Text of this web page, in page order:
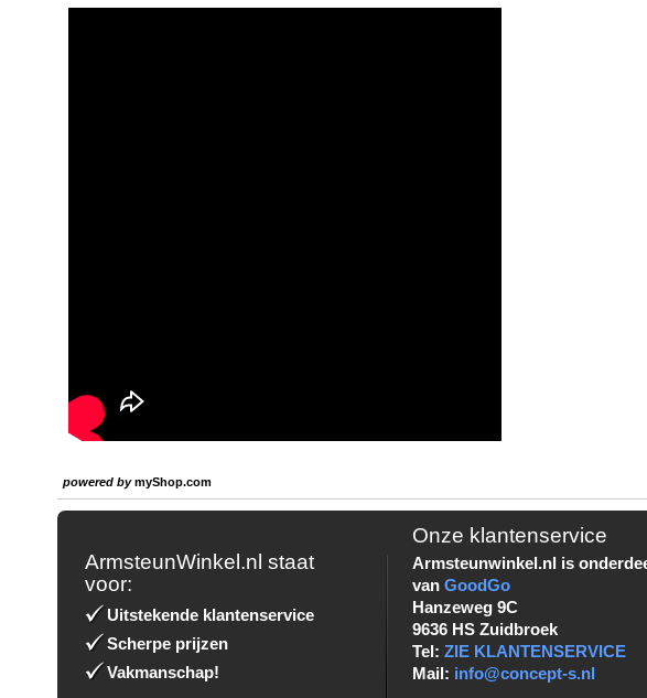
powered bymyShop.com
ArmsteunWinkel.nl staat
voor:
Uitstekende klantenservice
Scherpe prijzen
Vakmanschap!
Onze klantenservice
Armsteunwinkel.nl is
vanGoodGo
Hanzeweg 9C
9636 HS Zuidbroek
Tel:ZIE KLANTENSERVICE
Mail: info@concept-s.nl